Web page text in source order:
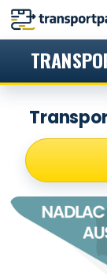
Sari